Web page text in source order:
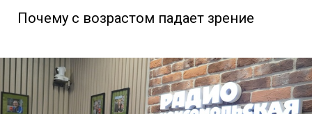
Почему с возрастом падает зрение